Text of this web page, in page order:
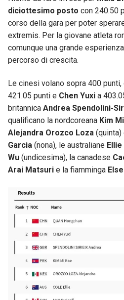
diciottesimo posto con 240.50
corso della gara per poter
extremis. Per la giovane atleta
comunque una grande
percorso di crescita.
Le cinesi volano sopra 400 punti,
421.05 punti e Chen Yuxi a
britannica Andrea Spendolini-
qualificano la nordcoreana Kim
Alejandra Orozco Loza (quinta)
Garcia (nona), le australiane
Wu (undicesima), la canadese
Arai Matsuri e la fiamminga